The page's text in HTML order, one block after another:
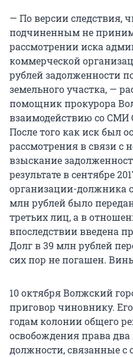
— По версии следствия,
подчиненным не
рассмотрении иска
коммерческой
рублей задолженности
земельного участка, —
помощник прокурора
взаимодействию со СМИ
После того как иск был
рассмотрения в связи с
взыскание
результате в сентябре
организации-должника
млн рублей было
третьих лиц, а в
впоследствии введена
Долг в 39 млн рублей
сих пор не погашен.
10 октября Волжский
приговор чиновнику.
годам колонии общего
освобождения права два
должности, связанные с